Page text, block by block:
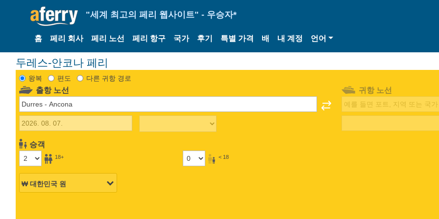
"세계 최고의 페리 웹사이트" - 우승자*
홈 페리 회사 페리 노선 페리 항구 국가 후기 특별 가격 배 내 계정 언어
두레스-안코나 페리
왕복 편도 다른 귀항 경로
출항 노선
승객
18+ < 18
귀항 노선